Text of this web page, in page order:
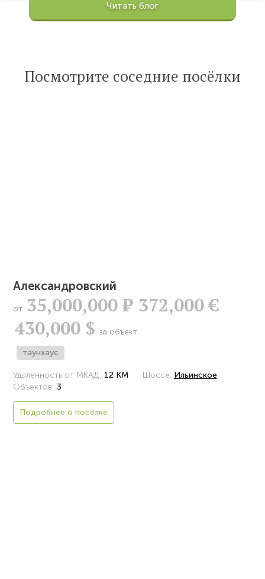
Опубликована:
статью
Читать блог
Посмотрите соседние посёлки
Александровский
от 35,000,000Р 372,000 €
430,000 $ за объект
таунхаус
Удаленность от МКАД: 12 КМ Шоссе: Ильинское
Объектов: 3
Подробнее о посёлке